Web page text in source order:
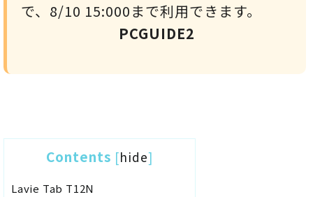
で、8/10 15:000まで利用できます。
PCGUIDE2
Contents [hide]
Lavie Tab T12N